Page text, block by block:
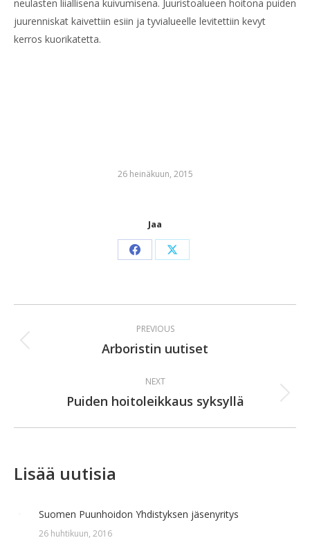
neulasten liiallisena kuivumisena. Juuristoalueen hoitona puiden
juurenniskat kaivettiin esiin ja tyvialueelle levitettiin kevyt
kerros kuorikatetta.
26 heinäkuun, 2015
Jaa
Share
Facebook
Share
X
navigation
PREVIOUS
Previous
Arboristin uutiset
NEXT
Next
Puiden hoitoleikkaus syksyllä
Lisää uutisia
Suomen Puunhoidon Yhdistyksen jäsenyritys
26 huhtikuun, 2016